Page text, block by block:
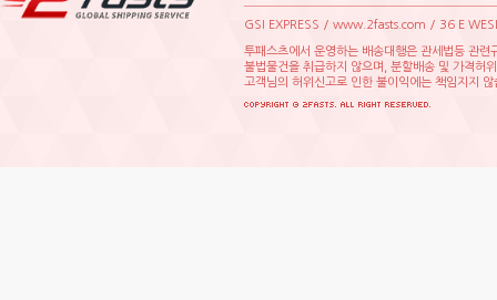
GSIEXPRESS/www.2fasts.com/
투패스츠에서운영하는배송대행은관세법등관련
불법물건을취급하지않으며,분할배송및가격허
고객님의허위신고로인한불이익에는책임지지않